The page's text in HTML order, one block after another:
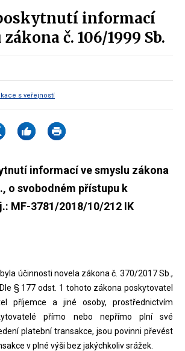
informací
č. 106/1999 Sb.
s veřejností
informací ve smyslu zákona
o svobodném přístupu k
MF-3781/2018/10/212 IK
účinnosti novela zákona č. 370/2017 Sb.,
§ 177 odst. 1 tohoto zákona poskytovatel
příjemce a jiné osoby, prostřednictvím
přímo nebo nepřímo plní své
platební transakce, jsou povinni převést
v plné výši bez jakýchkoliv srážek.